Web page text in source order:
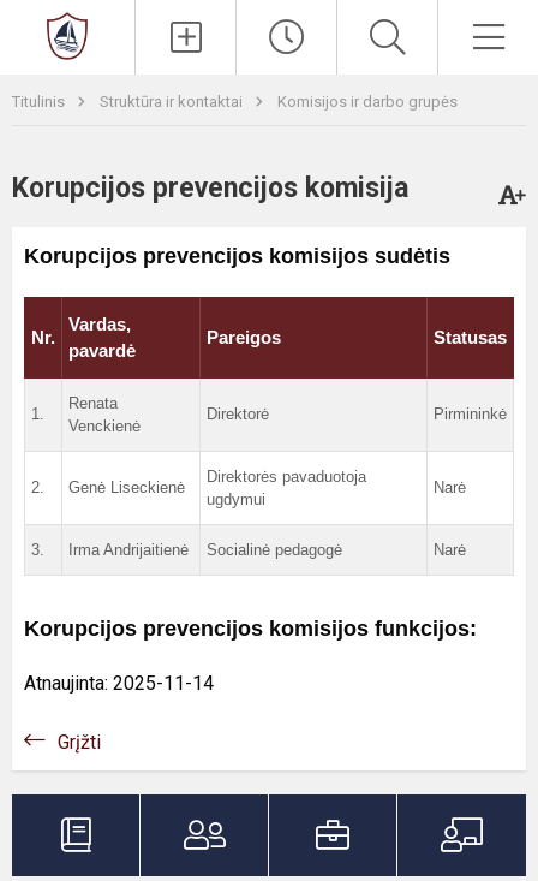
Titulinis Struktūra ir kontaktai Komisijos ir darbo grupės
Korupcijos prevencijos komisija
Korupcijos prevencijos komisijos sudėtis
Nr.
Vardas,
pavardė
Pareigos Statusas
1.
Renata
Venckienė
Direktorė Pirmininkė
2. Genė Liseckienė
Direktorės pavaduotoja
ugdymui
Narė
3. Irma Andrijaitienė Socialinė pedagogė Narė
Korupcijos prevencijos komisijos funkcijos:
Atnaujinta: 2025-11-14
Grįžti